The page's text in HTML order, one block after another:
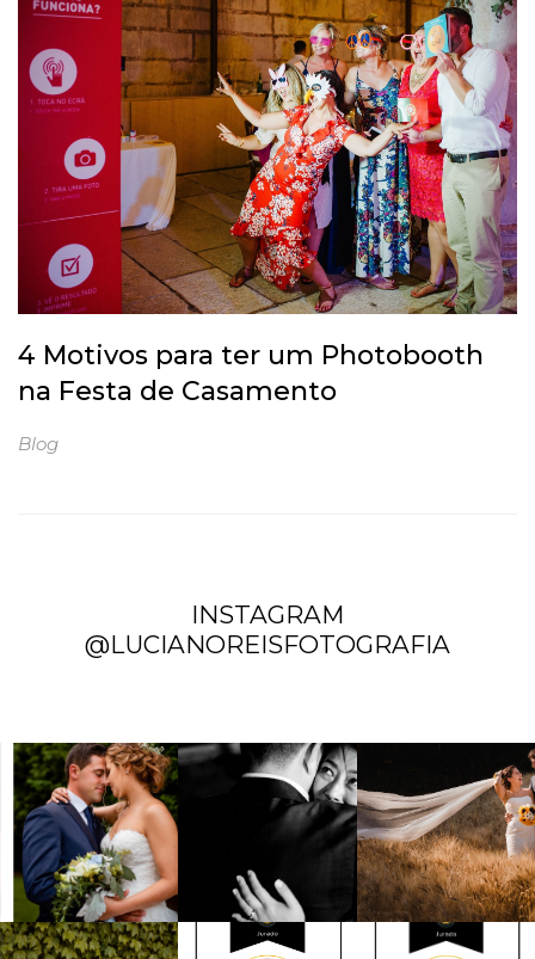
4 Motivos para ter um Photobooth
na Festa de Casamento
Blog
INSTAGRAM
@LUCIANOREISFOTOGRAFIA